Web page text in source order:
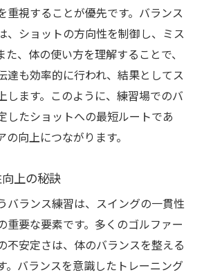
重視することが優先です。バランス
、ショットの方向性を制御し、ミス
、体の使い方を理解することで、
達も効率的に行われ、結果としてス
します。このように、練習場でのバ
したショットへの最短ルートであ
向上につながります。
上の秘訣
バランス練習は、スイングの一貫性
重要な要素です。多くのゴルファー
不安定さは、体のバランスを整える
。バランスを意識したトレーニング